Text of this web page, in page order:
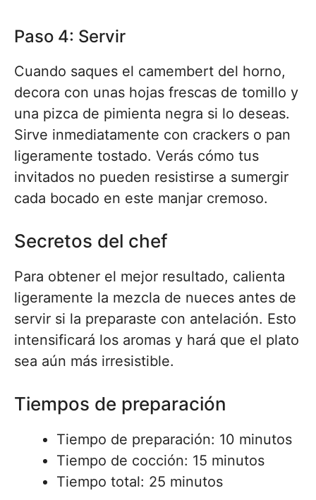
Paso 4: Servir
Cuando saques el camembert del horno,
decora con unas hojas frescas de tomillo y
una pizca de pimienta negra si lo deseas.
Sirve inmediatamente con crackers o pan
ligeramente tostado. Verás cómo tus
invitados no pueden resistirse a sumergir
cada bocado en este manjar cremoso.
Secretos del chef
Para obtener el mejor resultado, calienta
ligeramente la mezcla de nueces antes de
servir si la preparaste con antelación. Esto
intensificará los aromas y hará que el plato
sea aún más irresistible.
Tiempos de preparación
Tiempo de preparación: 10 minutos
Tiempo de cocción: 15 minutos
Tiempo total: 25 minutos